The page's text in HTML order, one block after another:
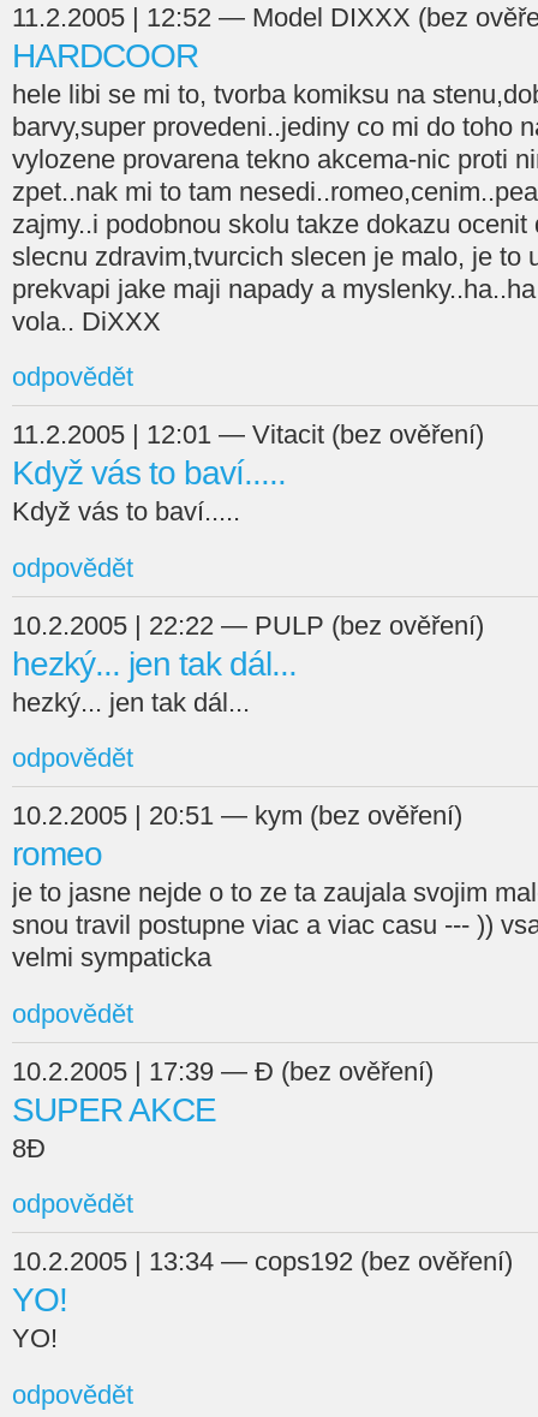
11.2.2005 | 12:52 — Model DIXXX (bez
HARDCOOR
hele libi se mi to, tvorba komiksu na
barvy,super provedeni..jediny co mi do toho
vylozene provarena tekno akcema-nic proti
zpet..nak mi to tam
zajmy..i podobnou skolu takze dokazu
slecnu zdravim,tvurcich slecen je malo, je to
prekvapi jake maji napady a
vola.. DiXXX
odpovědět
11.2.2005 | 12:01 — Vitacit (bez ověření)
Když vás to baví.....
Když vás to baví.....
odpovědět
10.2.2005 | 22:22 — PULP (bez ověření)
hezký... jen tak dál...
hezký... jen tak dál...
odpovědět
10.2.2005 | 20:51 — kym (bez ověření)
romeo
je to jasne nejde o to ze ta zaujala svojim
snou travil postupne viac a viac casu --- ))
velmi sympaticka
odpovědět
10.2.2005 | 17:39 — Đ (bez ověření)
SUPER AKCE
8Đ
odpovědět
10.2.2005 | 13:34 — cops192 (bez ověření)
YO!
YO!
odpovědět